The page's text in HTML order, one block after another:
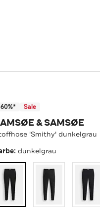
Sale
& SAMSØE
'Smithy' dunkelgrau
dunkelgrau